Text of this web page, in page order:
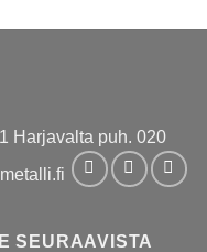
Harjavalta puh. 020
SEURAAVISTA